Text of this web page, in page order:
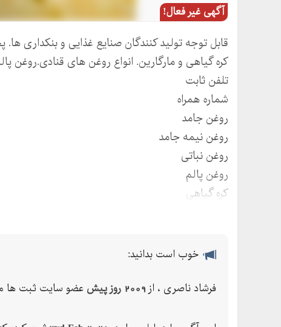
آگهی غیر فعال!
قابل توجه تولید کنندگان صنایع غذایی و بنکداری
کره گیاهی و مارگارین. انواع روغن های قنادی.روغن
تلفن ثابت
شماره همراه
روغن جامد
روغن نیمه جامد‌
روغن نباتی
روغن پالم
کره گیاهی
قیمت مارگارین
موارد استفاده از کره مارگارین
خوب است بدانید:
فرشاد ناصری ، از 2009 روز پیش عضو سایت ثبت ها